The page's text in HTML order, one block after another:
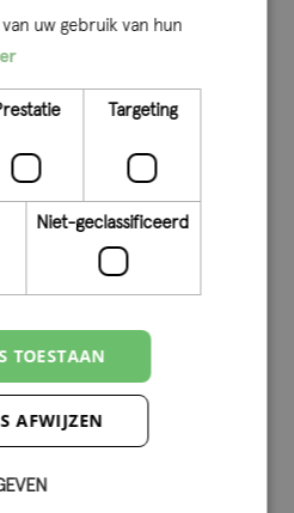
om met samen het team de
het inzetten van senior
korte doorlooptijd van
prettig voor ons. Het werken
daarbij om de controle
slim aan te pakken. Q
de ruimte maar faciliteert ook
te zijn én te blijven!”
uw gebruik van hun
Targeting
Niet-geclassificeerd
TOESTAAN
AFWIJZEN